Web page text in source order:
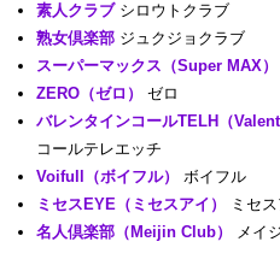
素人クラブシロウトクラブ
熟女倶楽部 ジュクジョクラブ
スーパーマックス（Super MAX）
ZERO（ゼロ）
ゼロ
バレンタインコールTELH（
コールテレエッチ
Voifull（ボイフル）
ボイフル
ミセスEYE（ミセスアイ）
ミセ
名人倶楽部（Meijin Club）
メイ